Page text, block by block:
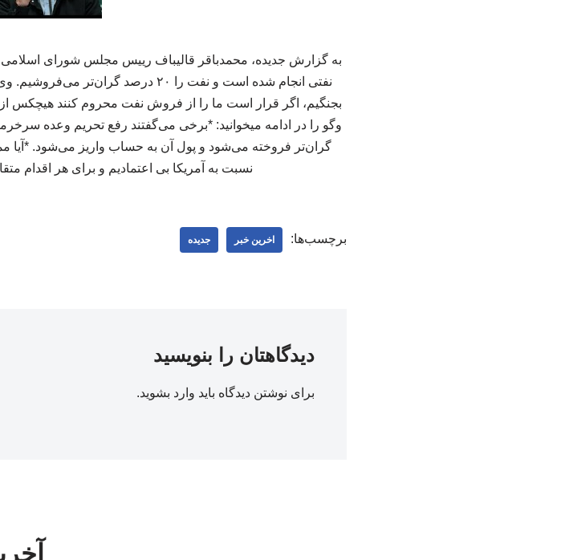
به گزارش جدیده، محمدباقر قالیباف رییس مجلس شورای
نفتی انجام شده است و نفت را ۲۰ درصد
بجنگیم، اگر قرار است ما را از فروش نفت محروم کنند هیچکس
گران‌تر فروخته می‌شود و پول آن به حساب واریز می‌شود.
نسبت به آمریکا بی اعتمادیم و برای هر اقدام
برچسب‌ها: اخرین خبر جدیده
دیدگاهتان را بنویسید
برای نوشتن دیدگاه باید وارد بشوید.